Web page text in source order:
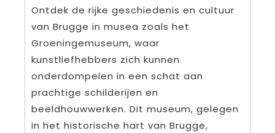
Ontdek de rijke geschiedenis en cultuur
van Brugge in musea zoals het
Groeningemuseum, waar
kunstliefhebbers zich kunnen
onderdompelen in een schat aan
prachtige schilderijen en
beeldhouwwerken. Dit museum, gelegen
in het historische hart van Brugge,